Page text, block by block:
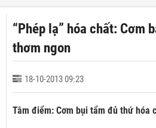
“Phép lạ” hóa chất: Cơm
thơm ngon
18-10-2013 09:23
Tâm điểm: Cơm bụi tẩm đủ thứ hóa